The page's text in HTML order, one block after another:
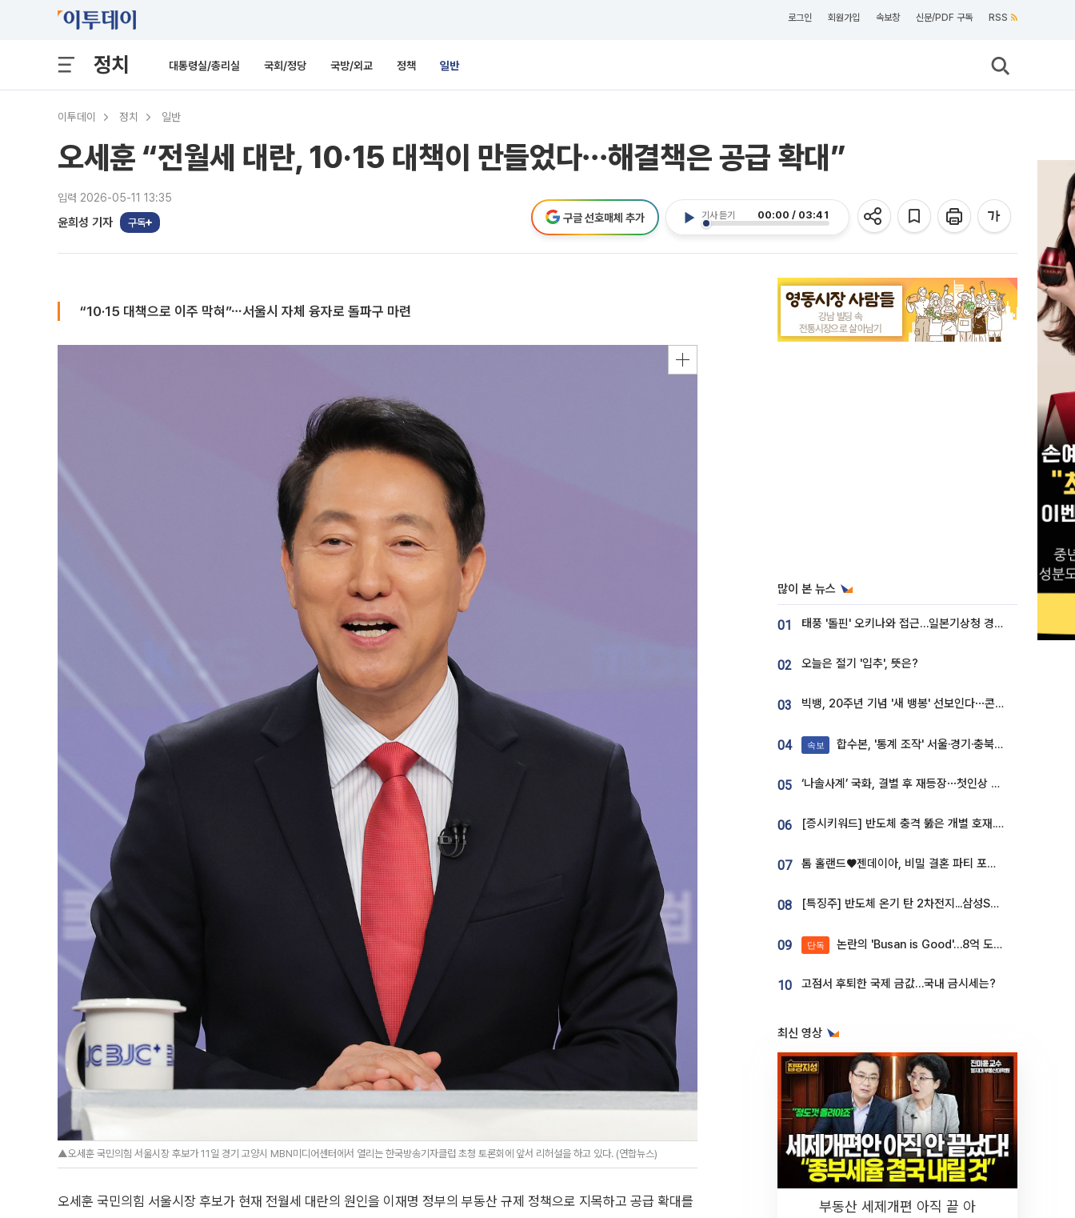
로그인 회원가입 속보창 신문/PDF 구독 RSS
정치 대통령실/총리실 국회/정당 국방/외교 정책 일반
이투데이 정치 일반
오세훈 “전월세 대란, 10·15 대책이 만들었다⋯해결책은 공급 확대”
입력 2026-05-11 13:35
윤희성 기자 구독
기사 듣기 00:00 / 03:41
구글 선호매체 추가
“10·15 대책으로 이주 막혀”⋯서울시 자체 융자로 돌파구 마련
▲오세훈 국민의힘 서울시장 후보가 11일 경기 고양시 MBN미디어센터에서 열리는 한국방송기자클럽 초청 토론회에 앞서 리허설을 하고 있다. (연합뉴스)
오세훈 국민의힘 서울시장 후보가 현재 전월세 대란의 원인을 이재명 정부의 부동산 규제 정책으로 지목하고 공급 확대를
많이 본 뉴스
01 태풍 '돌핀' 오키나와 접근…일본기상청 경로 업데이트
02 오늘은 절기 '입추', 뜻은?
03 빅뱅, 20주년 기념 '새 뱅봉' 선보인다⋯콘서트 앞두고 팝업 개최
04 속보 합수본, '통계 조작' 서울·경기·충북 선관위 등 추가 압수수색
05 ‘나솔사계’ 국화, 결별 후 재등장⋯첫인상 투표 휩쓸고 ‘인기녀’ 등극
06 [증시키워드] 반도체 충격 뚫은 개별 호재...포스코퓨처엠·에코프로·한화솔루션 '눈길'
07 톰 홀랜드♥젠데이아, 비밀 결혼 파티 포착⋯호텔 대관비만 9억
08 [특징주] 반도체 온기 탄 2차전지...삼성SDI, 장 초반 7% 넘게 껑충
09 단독 논란의 'Busan is Good'…8억 도시브랜드, 용산 대통령실 CI 업체가 수행
10 고점서 후퇴한 국제 금값…국내 금시세는?
최신 영상
부동산 세제개편 아직 끝 아